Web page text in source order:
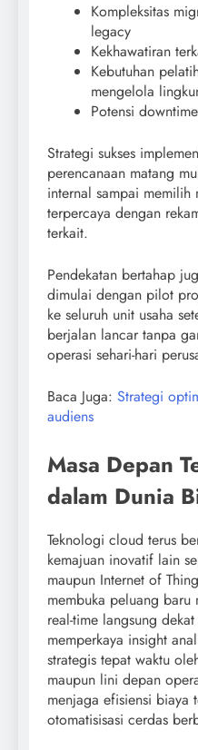
Kompleksitas
legacy
Kekhawatiran
Kebutuhan
mengelola
Potensi
Strategi sukses
perencanaan matang
internal sampai memilih
terpercaya dengan
terkait.
Pendekatan bertahap
dimulai dengan pilot
ke seluruh unit usaha
berjalan lancar tanpa
operasi sehari-hari
Baca Juga: Strategi
audiens
Masa Depan
dalam Dunia
Teknologi cloud terus
kemajuan inovatif lain
maupun Internet of
membuka peluang baru
real-time langsung
memperkaya insight
strategis tepat waktu
maupun lini depan
menjaga efisiensi biaya
otomatisisasi cerdas